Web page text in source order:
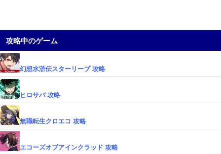
攻略中のゲーム
幻想水滸伝スターリープ 攻略
ヒロサバ 攻略
無職転生クロエコ 攻略
エコーズオブアインクラッド 攻略